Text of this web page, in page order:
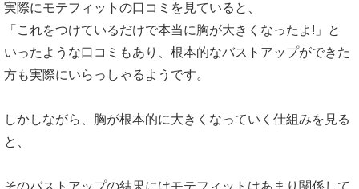
実際にモテフィットの口コミを見ていると、
「これをつけているだけで本当に胸が大きくなったよ!」と
いったような口コミもあり、根本的なバストアップができた
方も実際にいらっしゃるようです。
しかしながら、胸が根本的に大きくなっていく仕組みを見る
と、
そのバストアップの結果にはモテフィットはあまり関係して